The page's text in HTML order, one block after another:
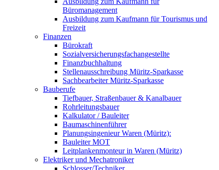
Büromanagement
Ausbildung zum Kaufmann für Tourismus und
Freizeit
Finanzen
Bürokraft
Sozialversicherungsfachangestellte
Finanzbuchhaltung
Stellenausschreibung Müritz-Sparkasse
Sachbearbeiter Müritz-Sparkasse
Bauberufe
Tiefbauer, Straßenbauer & Kanalbauer
Rohrleitungsbauer
Kalkulator / Bauleiter
Baumaschinenführer
Planungsingenieur Waren (Müritz):
Bauleiter MOT
Leitplankenmonteur in Waren (Müritz)
Elektriker und Mechatroniker
Schlosser/Techniker